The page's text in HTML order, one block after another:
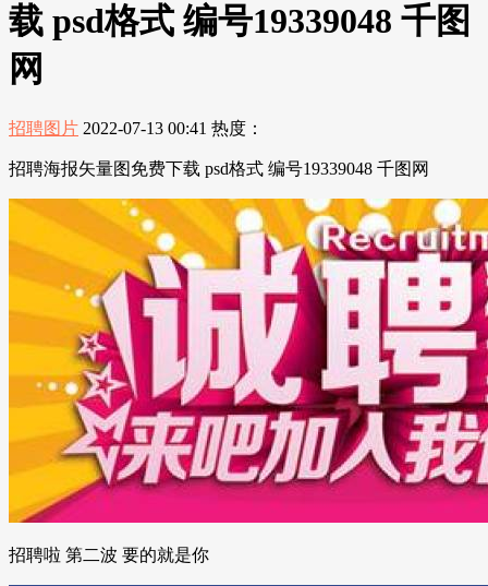
载 psd格式 编号19339048 千图
网
招聘图片 2022-07-13 00:41 热度：
招聘海报矢量图免费下载 psd格式 编号19339048 千图网
招聘啦 第二波 要的就是你